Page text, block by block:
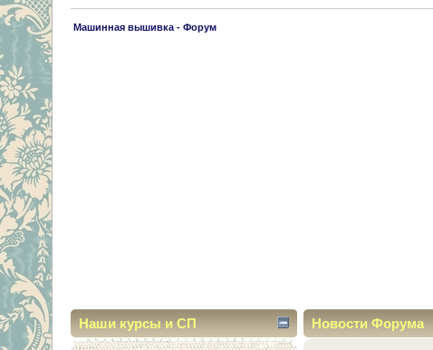
Машинная вышивка - Форум
Наши курсы и СП Новости Форума